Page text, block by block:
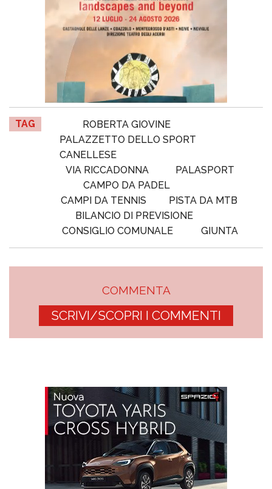
TAG
ROBERTA GIOVINE
PALAZZETTO DELLO SPORT
CANELLESE
VIA RICCADONNA
PALASPORT
CAMPO DA PADEL
CAMPI DA TENNIS
PISTA DA MTB
BILANCIO DI PREVISIONE
CONSIGLIO COMUNALE
GIUNTA
COMMENTA
SCRIVI/SCOPRI I COMMENTI